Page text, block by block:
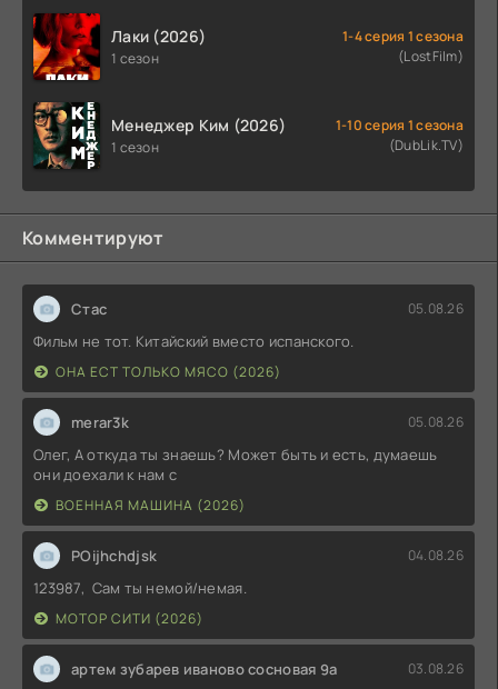
Лаки (2026)
1 сезон
1-4 серия 1 сезона
(LostFilm)
Менеджер Ким (2026)
1 сезон
1-10 серия 1 сезона
(DubLik.TV)
Комментируют
Стас 05.08.26
Фильм не тот. Китайский вместо испанского.
ОНА ЕСТ ТОЛЬКО МЯСО (2026)
merar3k 05.08.26
Олег, А откуда ты знаешь? Может быть и есть, думаешь
они доехали к нам с
ВОЕННАЯ МАШИНА (2026)
POijhchdjsk 04.08.26
123987, Сам ты немой/немая.
МОТОР СИТИ (2026)
артем зубарев иваново сосновая 9а 03.08.26